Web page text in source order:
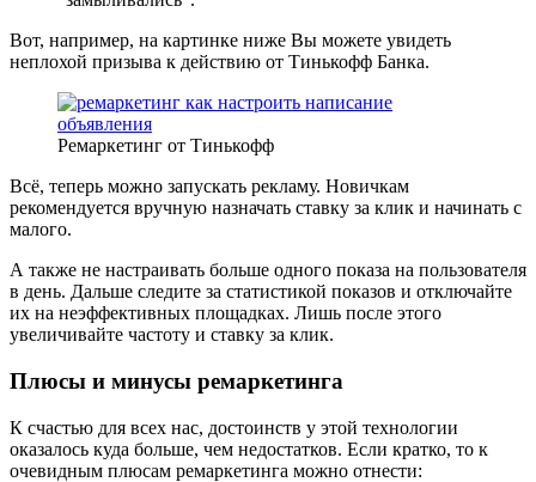
Вот, например, на картинке ниже Вы можете увидеть
неплохой призыва к действию от Тинькофф Банка.
Ремаркетинг от Тинькофф
Всё, теперь можно запускать рекламу. Новичкам
рекомендуется вручную назначать ставку за клик и начинать с
малого.
А также не настраивать больше одного показа на пользователя
в день. Дальше следите за статистикой показов и отключайте
их на неэффективных площадках. Лишь после этого
увеличивайте частоту и ставку за клик.
Плюсы и минусы ремаркетинга
К счастью для всех нас, достоинств у этой технологии
оказалось куда больше, чем недостатков. Если кратко, то к
очевидным плюсам ремаркетинга можно отнести: